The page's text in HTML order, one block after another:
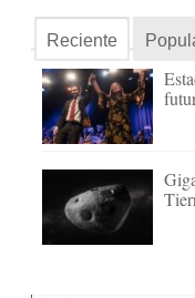
Reciente